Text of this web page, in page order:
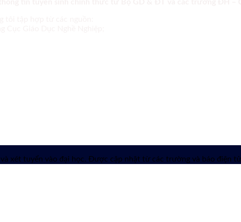
và xét tuyển vào đại học. Được cập nhật từ các trường và báo điện